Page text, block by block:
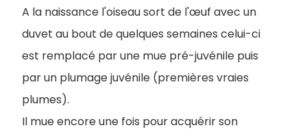
A la naissance l'oiseau sort de l'œuf avec un
duvet au bout de quelques semaines celui-ci
est remplacé par une mue pré-juvénile puis
par un plumage juvénile (premières vraies
plumes).
Il mue encore une fois pour acquérir son